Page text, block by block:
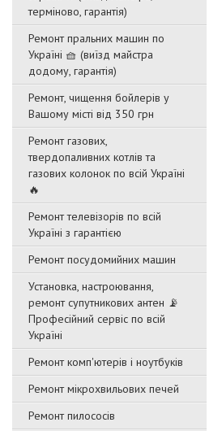
терміново, гарантія)
Ремонт пральних машин по
Україні 🧺 (виїзд майстра
додому, гарантія)
Ремонт, чищення бойлерів у
Вашому місті від 350 грн
Ремонт газових,
твердопаливних котлів та
газових колонок по всій Україні
🔥
Ремонт телевізорів по всій
Україні з гарантією
Ремонт посудомийних машин
Установка, настроювання,
ремонт супутникових антен 📡
Професійний сервіс по всій
Україні
Ремонт комп'ютерів і ноутбуків
Ремонт мікрохвильових печей
Ремонт пилососів